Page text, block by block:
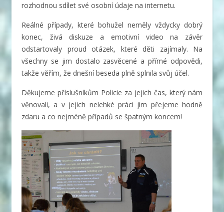
rozhodnou sdílet své osobní údaje na internetu.
Reálné případy, které bohužel neměly vždycky dobrý
konec, živá diskuze a emotivní video na závěr
odstartovaly proud otázek, které děti zajímaly. Na
všechny se jim dostalo zasvěcené a přímé odpovědi,
takže věřím, že dnešní beseda plně splnila svůj účel.
Děkujeme příslušníkům Policie za jejich čas, který nám
věnovali, a v jejich nelehké práci jim přejeme hodně
zdaru a co nejméně případů se špatným koncem!